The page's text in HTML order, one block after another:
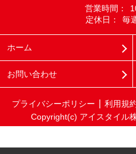
営業時間：
定休日：
毎
ホーム
お問い合わせ
プライバシーポリシー 利用規
Copyright(c) アイスタイル